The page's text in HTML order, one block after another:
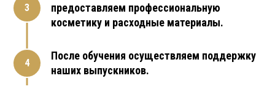
предоставляем профессиональную
косметику и расходные материалы.
После обучения осуществляем поддержку
наших выпускников.